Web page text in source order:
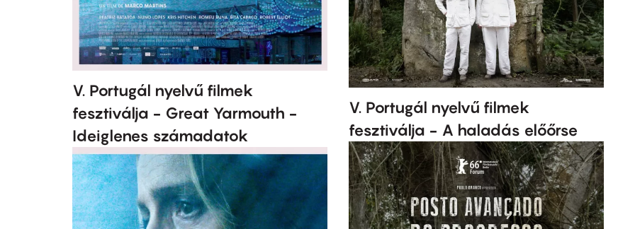
V. Portugál nyelvű filmek
fesztiválja - Great Yarmouth -
Ideiglenes számadatok
V. Portugál nyelvű filmek
fesztiválja - A haladás előőrse